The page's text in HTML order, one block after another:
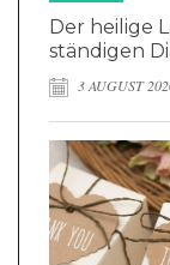
Der heilige
ständigen
3 AUGUST